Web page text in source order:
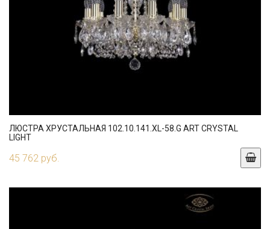
ЛЮСТРА ХРУСТАЛЬНАЯ 102.10.141.XL-58.G ART CRYSTAL
LIGHT
45 762 руб.